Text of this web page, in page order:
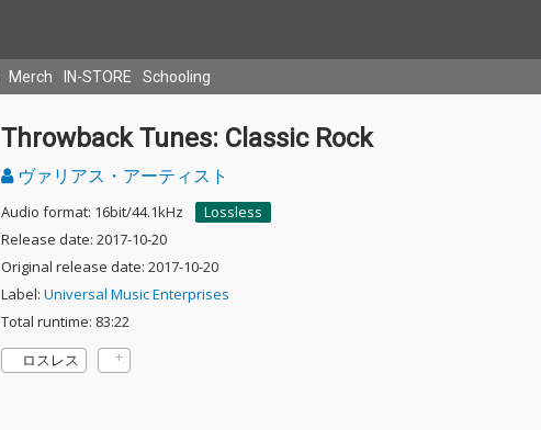
Merch IN-STORE Schooling
Throwback Tunes: Classic Rock
ヴァリアス・アーティスト
Audio format: 16bit/44.1kHz
Lossless
Release date: 2017-10-20
Original release date: 2017-10-20
Label: Universal Music Enterprises
Total runtime: 83:22
ロスレス